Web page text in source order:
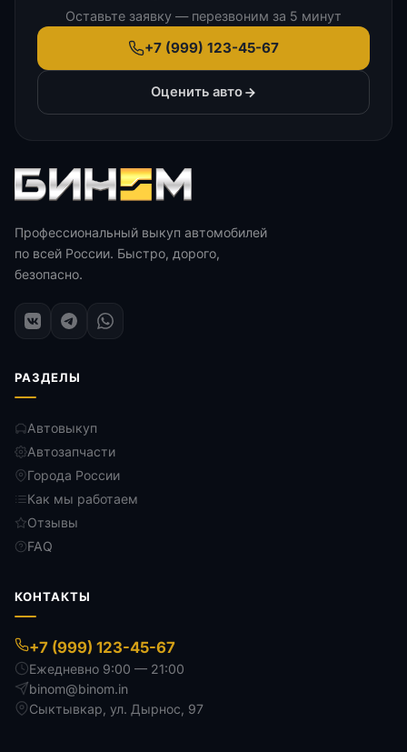
Оставьте заявку — перезвоним за 5 минут
+7 (999) 123-45-67
Оценить авто
Профессиональный выкуп автомобилей
по всей России. Быстро, дорого,
безопасно.
РАЗДЕЛЫ
Автовыкуп
Автозапчасти
Города России
Как мы работаем
Отзывы
FAQ
КОНТАКТЫ
+7 (999) 123-45-67
Ежедневно 9:00 — 21:00
binom@binom.in
Сыктывкар, ул. Дырнос, 97